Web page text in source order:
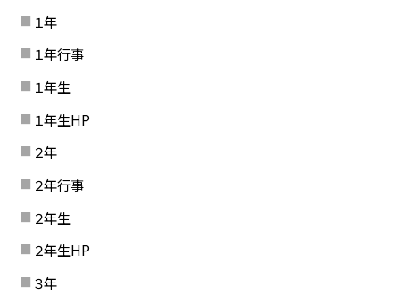
１年
１年行事
１年生
１年生HP
２年
２年行事
２年生
２年生HP
３年